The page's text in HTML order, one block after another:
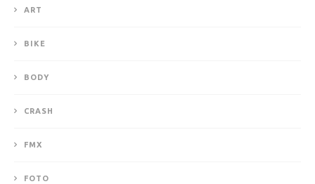
ART
BIKE
BODY
CRASH
FMX
FOTO